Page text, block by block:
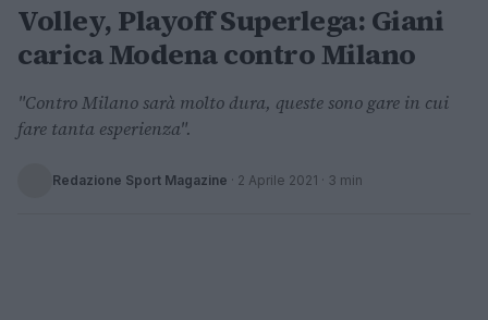
Volley, Playoff Superlega: Giani
carica Modena contro Milano
"Contro Milano sarà molto dura, queste sono gare in cui
fare tanta esperienza".
Redazione Sport Magazine · 2 Aprile 2021 · 3 min